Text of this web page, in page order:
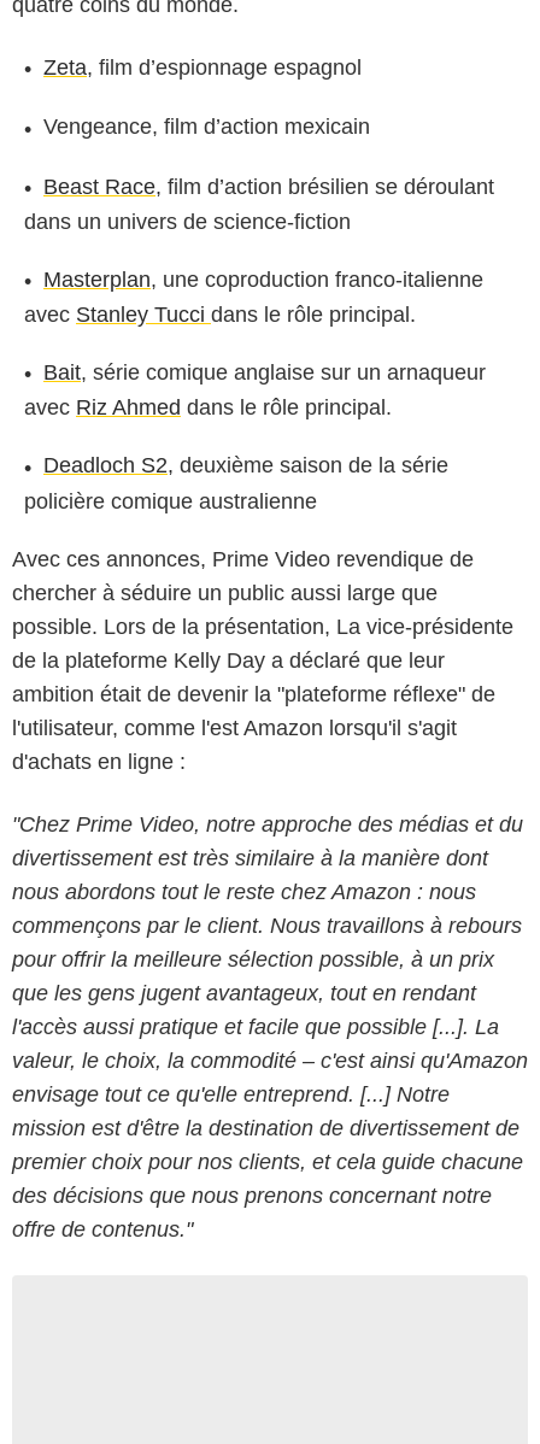
quatre coins du monde.
Zeta, film d’espionnage espagnol
Vengeance, film d’action mexicain
Beast Race, film d’action brésilien se déroulant
dans un univers de science-fiction
Masterplan, une coproduction franco-italienne
avec Stanley Tucci dans le rôle principal.
Bait, série comique anglaise sur un arnaqueur
avec Riz Ahmed dans le rôle principal.
Deadloch S2, deuxième saison de la série
policière comique australienne
Avec ces annonces, Prime Video revendique de
chercher à séduire un public aussi large que
possible. Lors de la présentation, La vice-présidente
de la plateforme Kelly Day a déclaré que leur
ambition était de devenir la "plateforme réflexe" de
l'utilisateur, comme l'est Amazon lorsqu'il s'agit
d'achats en ligne :
"Chez Prime Video, notre approche des médias et du
divertissement est très similaire à la manière dont
nous abordons tout le reste chez Amazon : nous
commençons par le client. Nous travaillons à rebours
pour offrir la meilleure sélection possible, à un prix
que les gens jugent avantageux, tout en rendant
l'accès aussi pratique et facile que possible [...]. La
valeur, le choix, la commodité – c'est ainsi qu'Amazon
envisage tout ce qu'elle entreprend. [...] Notre
mission est d'être la destination de divertissement de
premier choix pour nos clients, et cela guide chacune
des décisions que nous prenons concernant notre
offre de contenus."